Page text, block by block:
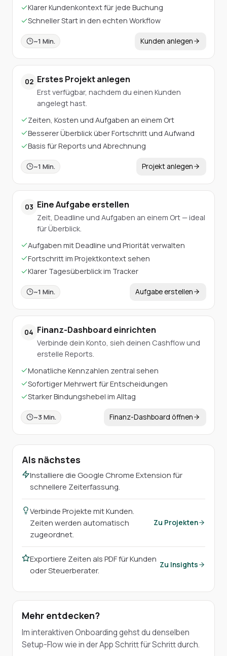
Klarer Kundenkontext für jede Buchung
Schneller Start in den echten Workflow
~1 Min. Kunden anlegen
02 Erstes Projekt anlegen
Erst verfügbar, nachdem du einen Kunden
angelegt hast.
Zeiten, Kosten und Aufgaben an einem Ort
Besserer Überblick über Fortschritt und Aufwand
Basis für Reports und Abrechnung
~1 Min. Projekt anlegen
03 Eine Aufgabe erstellen
Zeit, Deadline und Aufgaben an einem Ort — ideal
für Überblick.
Aufgaben mit Deadline und Priorität verwalten
Fortschritt im Projektkontext sehen
Klarer Tagesüberblick im Tracker
~1 Min. Aufgabe erstellen
04 Finanz-Dashboard einrichten
Verbinde dein Konto, sieh deinen Cashflow und
erstelle Reports.
Monatliche Kennzahlen zentral sehen
Sofortiger Mehrwert für Entscheidungen
Starker Bindungshebel im Alltag
~3 Min. Finanz-Dashboard öffnen
Als nächstes
Installiere die Google Chrome Extension für
schnellere Zeiterfassung.
Verbinde Projekte mit Kunden.
Zeiten werden automatisch
zugeordnet.
Zu Projekten
Exportiere Zeiten als PDF für Kunden
oder Steuerberater.
Zu Insights
Mehr entdecken?
Im interaktiven Onboarding gehst du denselben
Setup-Flow wie in der App Schritt für Schritt durch.